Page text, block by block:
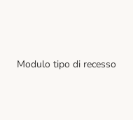
Modulo tipo di recesso